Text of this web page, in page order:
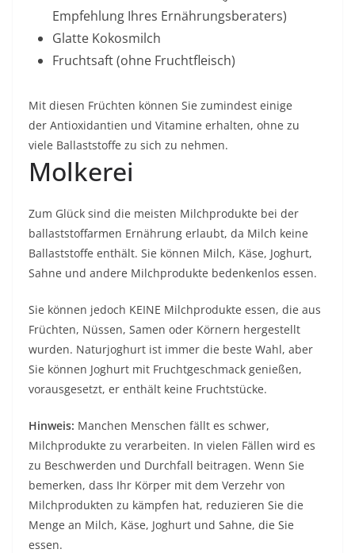
Empfehlung Ihres Ernährungsberaters)
Glatte Kokosmilch
Fruchtsaft (ohne Fruchtfleisch)
Mit diesen Früchten können Sie zumindest einige
der Antioxidantien und Vitamine erhalten, ohne zu
viele Ballaststoffe zu sich zu nehmen.
Molkerei
Zum Glück sind die meisten Milchprodukte bei der
ballaststoffarmen Ernährung erlaubt, da Milch keine
Ballaststoffe enthält. Sie können Milch, Käse, Joghurt,
Sahne und andere Milchprodukte bedenkenlos essen.
Sie können jedoch KEINE Milchprodukte essen, die aus
Früchten, Nüssen, Samen oder Körnern hergestellt
wurden. Naturjoghurt ist immer die beste Wahl, aber
Sie können Joghurt mit Fruchtgeschmack genießen,
vorausgesetzt, er enthält keine Fruchtstücke.
Hinweis: Manchen Menschen fällt es schwer,
Milchprodukte zu verarbeiten. In vielen Fällen wird es
zu Beschwerden und Durchfall beitragen. Wenn Sie
bemerken, dass Ihr Körper mit dem Verzehr von
Milchprodukten zu kämpfen hat, reduzieren Sie die
Menge an Milch, Käse, Joghurt und Sahne, die Sie
essen.